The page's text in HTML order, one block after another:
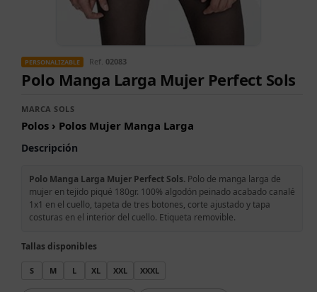
PERSONALIZABLE Ref. 02083
Polo Manga Larga Mujer Perfect Sols
MARCA SOLS
Polos › Polos Mujer Manga Larga
Descripción
Polo Manga Larga Mujer Perfect Sols. Polo de manga larga de
mujer en tejido piqué 180gr. 100% algodón peinado acabado canalé
1x1 en el cuello, tapeta de tres botones, corte ajustado y tapa
costuras en el interior del cuello. Etiqueta removible.
Tallas disponibles
S M L XL XXL XXXL